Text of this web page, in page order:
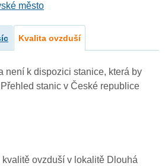
město
Kvalita ovzduší
není k dispozici stanice, která by
stanic v České republice
ovzduší v lokalitě Dlouhá